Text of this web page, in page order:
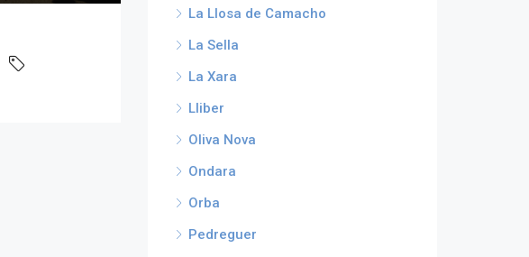
La Llosa de Camacho
La Sella
La Xara
Lliber
Oliva Nova
Ondara
Orba
Pedreguer